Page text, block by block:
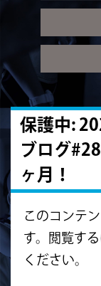
保護中:
ブログ
ヶ月！
このコンテ
す。閲覧す
ください。